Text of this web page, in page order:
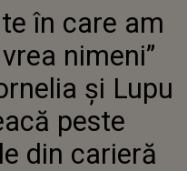
CĂ NU NE VREA
CUM AU REUȘIT
ȘI LUPU REDNIC SĂ
PESTE MOMENTELE
DIN CARIERĂ
în care am
nimeni”
și Lupu
peste
din carieră